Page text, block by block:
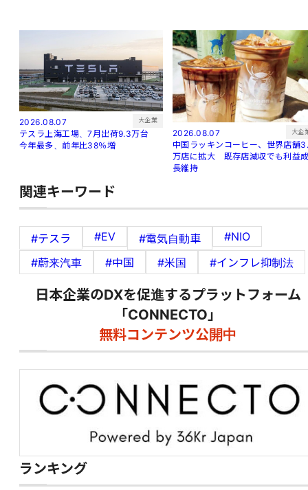
2026.08.07 大企業
テスラ上海工場、7月出荷9.3万台
今年最多、前年比38％増
2026.08.07 大企
中国ラッキンコーヒー、世界店舗
万店に拡大 既存店減収でも利益
長維持
関連キーワード
#テスラ #EV #電気自動車
#NIO
#蔚来汽車
#中国 #米国 #インフレ抑制法
日本企業のDXを促進するプラットフォーム
「CONNECTO」
無料コンテンツ公開中
ランキング